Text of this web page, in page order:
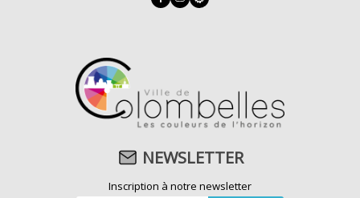
NEWSLETTER
Inscription à notre newsletter